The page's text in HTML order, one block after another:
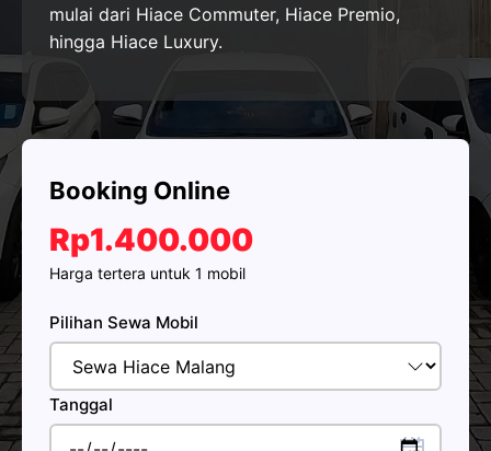
mulai dari Hiace Commuter, Hiace Premio,
hingga Hiace Luxury.
Booking Online
Rp1.400.000
Harga tertera untuk 1 mobil
Pilihan Sewa Mobil
Tanggal